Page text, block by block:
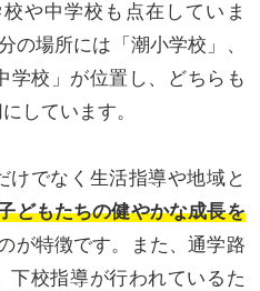
や中学校も点在していま
の場所には「潮小学校」、
学校」が位置し、どちらも
しています。
けでなく生活指導や地域と
どもたちの健やかな成長を
が特徴です。また、通学路
下校指導が行われているた